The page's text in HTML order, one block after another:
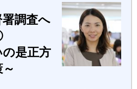
調査へ
の是正方